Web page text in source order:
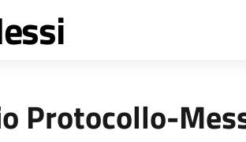
Protocollo-